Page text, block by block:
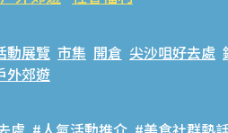
動展覽 市集 開倉 尖沙咀好去處
外郊遊